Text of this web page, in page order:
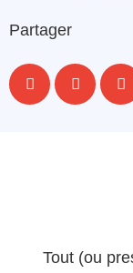
Partager
Tout (ou